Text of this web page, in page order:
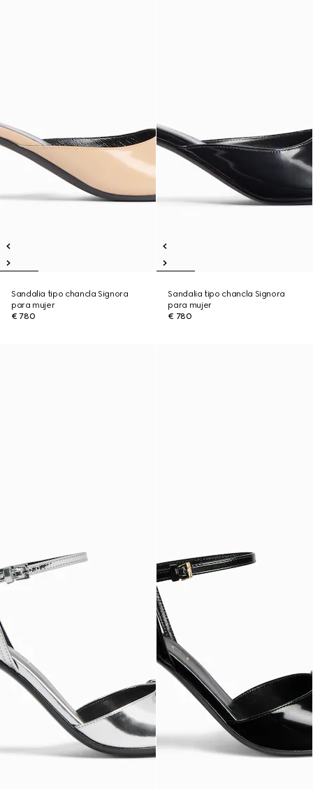
Sandalia tipo chancla Signora
para mujer
€ 780
Sandalia tipo chancla Signora
para mujer
€ 780